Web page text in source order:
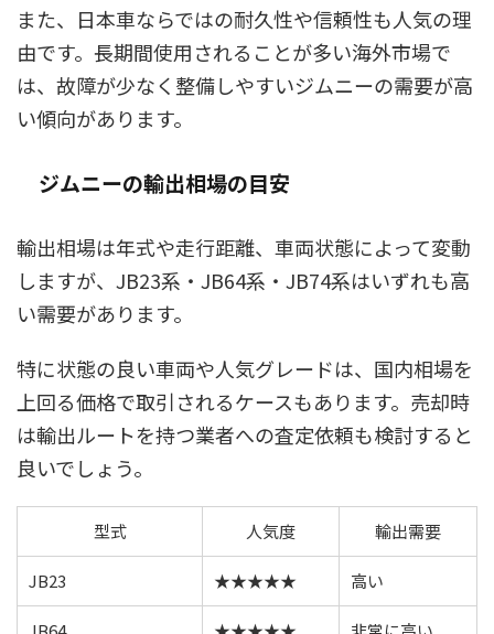
また、日本車ならではの耐久性や信頼性も人気の理
由です。長期間使用されることが多い海外市場で
は、故障が少なく整備しやすいジムニーの需要が高
い傾向があります。
ジムニーの輸出相場の目安
輸出相場は年式や走行距離、車両状態によって変動
しますが、JB23系・JB64系・JB74系はいずれも高
い需要があります。
特に状態の良い車両や人気グレードは、国内相場を
上回る価格で取引されるケースもあります。売却時
は輸出ルートを持つ業者への査定依頼も検討すると
良いでしょう。
型式 人気度 輸出需要
JB23 ★★★★★ 高い